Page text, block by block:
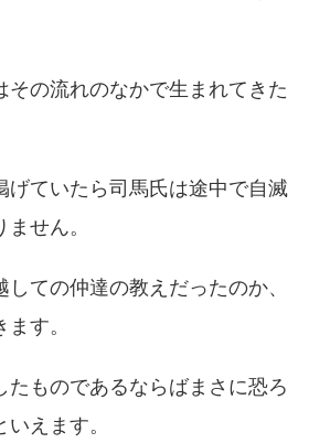
その流れのなかで生まれてきた
げていたら司馬氏は途中で自滅
せん。
ての仲達の教えだったのか、
す。
たものであるならばまさに恐ろ
えます。